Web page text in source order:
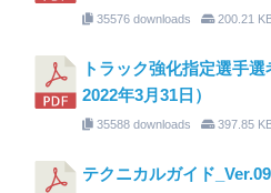
35576 downloads 200.21
トラック強化指定選手
2022年3月31日）
35588 downloads 397.85
テクニカルガイド